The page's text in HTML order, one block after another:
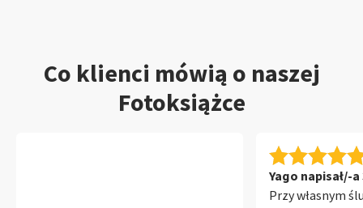
Co klienci mówią o naszej
Fotoksiążce
Yago napisał/-a
Przy własnym